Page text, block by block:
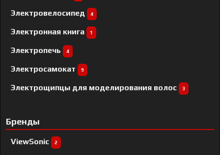
Электровелосипед 4
Электронная книга 1
Электропечь 4
Электросамокат 9
Электрощипцы для моделирования волос 3
Бренды
ViewSonic 2